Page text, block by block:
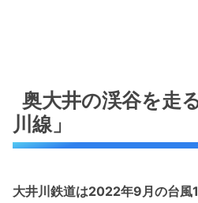
奥大井の渓谷を走
川線」
大井川鉄道は2022年9月の台風